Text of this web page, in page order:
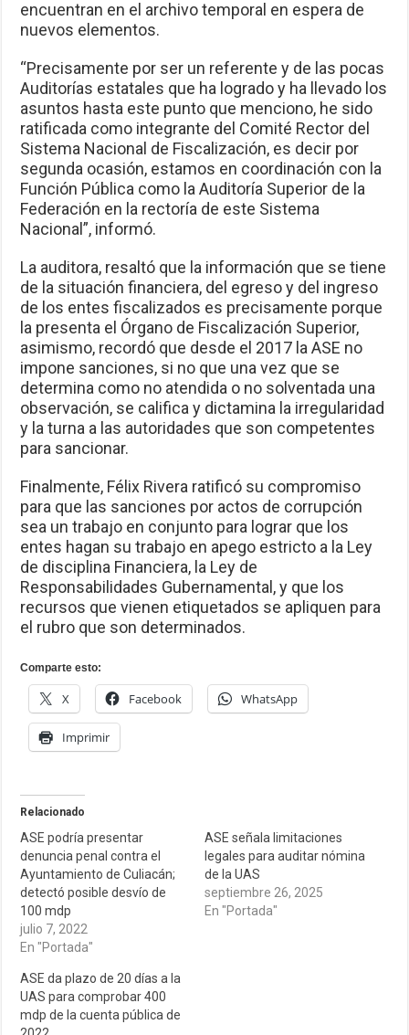
encuentran en el archivo temporal en espera de
nuevos elementos.
“Precisamente por ser un referente y de las pocas
Auditorías estatales que ha logrado y ha llevado los
asuntos hasta este punto que menciono, he sido
ratificada como integrante del Comité Rector del
Sistema Nacional de Fiscalización, es decir por
segunda ocasión, estamos en coordinación con la
Función Pública como la Auditoría Superior de la
Federación en la rectoría de este Sistema
Nacional”, informó.
La auditora, resaltó que la información que se tiene
de la situación financiera, del egreso y del ingreso
de los entes fiscalizados es precisamente porque
la presenta el Órgano de Fiscalización Superior,
asimismo, recordó que desde el 2017 la ASE no
impone sanciones, si no que una vez que se
determina como no atendida o no solventada una
observación, se califica y dictamina la irregularidad
y la turna a las autoridades que son competentes
para sancionar.
Finalmente, Félix Rivera ratificó su compromiso
para que las sanciones por actos de corrupción
sea un trabajo en conjunto para lograr que los
entes hagan su trabajo en apego estricto a la Ley
de disciplina Financiera, la Ley de
Responsabilidades Gubernamental, y que los
recursos que vienen etiquetados se apliquen para
el rubro que son determinados.
Comparte esto:
X Facebook WhatsApp
Imprimir
Relacionado
ASE podría presentar
denuncia penal contra el
Ayuntamiento de Culiacán;
detectó posible desvío de
100 mdp
julio 7, 2022
En "Portada"
ASE señala limitaciones
legales para auditar nómina
de la UAS
septiembre 26, 2025
En "Portada"
ASE da plazo de 20 días a la
UAS para comprobar 400
mdp de la cuenta pública de